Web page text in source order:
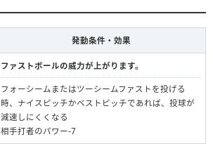
発動条件・効果
ファストボールの威力が上がります。
フォーシームまたはツーシームファストを投げる
時、ナイスピッチかベストピッチであれば、投球が
減速しにくくなる
相手打者のパワー-7